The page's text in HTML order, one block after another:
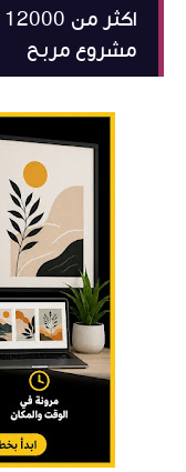
مشروع مربح